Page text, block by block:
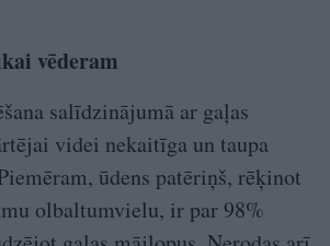
vēderam
salīdzinājumā ar gaļas
videi nekaitīga un taupa
ūdens patēriņš, rēķinot
olbaltumvielu, ir par 98%